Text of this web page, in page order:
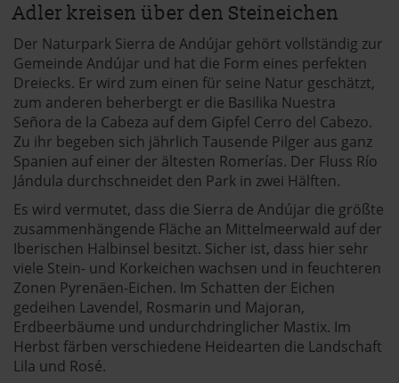
Adler kreisen über den Steineichen
Der Naturpark Sierra de Andújar gehört vollständig zur
Gemeinde Andújar und hat die Form eines perfekten
Dreiecks. Er wird zum einen für seine Natur geschätzt,
zum anderen beherbergt er die Basilika Nuestra
Señora de la Cabeza auf dem Gipfel Cerro del Cabezo.
Zu ihr begeben sich jährlich Tausende Pilger aus ganz
Spanien auf einer der ältesten Romerías. Der Fluss Río
Jándula durchschneidet den Park in zwei Hälften.
Es wird vermutet, dass die Sierra de Andújar die größte
zusammenhängende Fläche an Mittelmeerwald auf der
Iberischen Halbinsel besitzt. Sicher ist, dass hier sehr
viele Stein- und Korkeichen wachsen und in feuchteren
Zonen Pyrenäen-Eichen. Im Schatten der Eichen
gedeihen Lavendel, Rosmarin und Majoran,
Erdbeerbäume und undurchdringlicher Mastix. Im
Herbst färben verschiedene Heidearten die Landschaft
Lila und Rosé.